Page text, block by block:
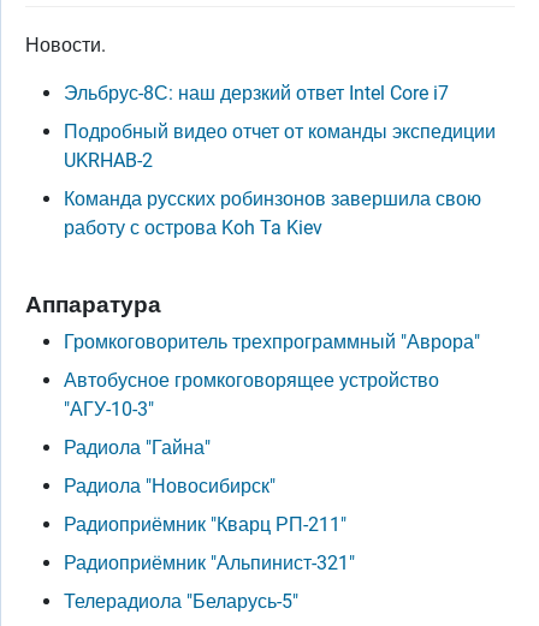
Новости.
Эльбрус-8С: наш дерзкий ответ Intel Core i7
Подробный видео отчет от команды экспедиции
UKRHAB-2
Команда русских робинзонов завершила свою
работу с острова Koh Ta Kiev
Аппаратура
Громкоговоритель трехпрограммный "Аврора"
Автобусное громкоговорящее устройство
"АГУ-10-3"
Радиола "Гайна"
Радиола "Новосибирск"
Радиоприёмник "Кварц РП-211"
Радиоприёмник "Альпинист-321"
Телерадиола "Беларусь-5"